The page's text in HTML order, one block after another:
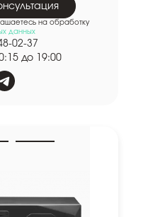
на обработку
данных
02-37
до 19:00